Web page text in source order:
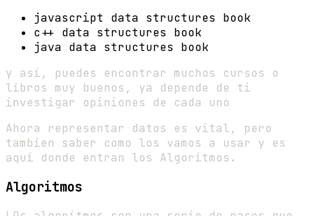
javascript data structures book
c++ data structures book
java data structures book
y así, puedes encontrar muchos cursos o
libros muy buenos, ya depende de ti
investigar opiniones de cada uno
Ahora representar datos es vital, pero
tambien saber como los vamos a usar y es
aqui donde entran los Algoritmos.
Algoritmos